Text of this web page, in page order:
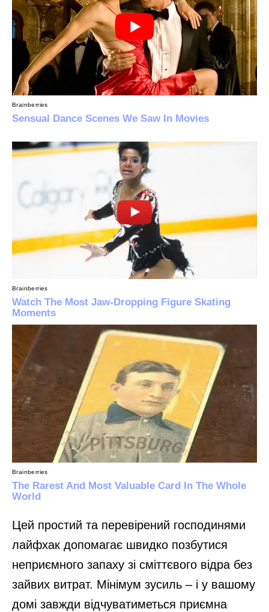
Цей простий та перевірений господинями
лайфхак допомагає швидко позбутися
неприємного запаху зі сміттєвого відра без
зайвих витрат. Мінімум зусиль – і у вашому
домі завжди відчуватиметься приємна